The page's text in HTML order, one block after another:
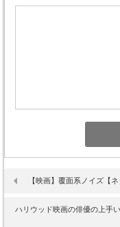
【映画】覆面系ノイズ【
ハリウッド映画の俳優の上手